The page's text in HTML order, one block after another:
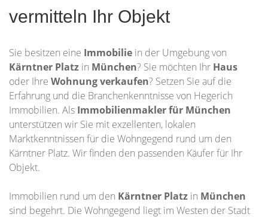
vermitteln Ihr Objekt
Sie besitzen eine Immobilie in der Umgebung von
Kärntner Platz in München? Sie möchten Ihr Haus
oder Ihre Wohnungverkaufen? Setzen Sie auf die
Erfahrung und die Branchenkenntnisse von Hegerich
Immobilien. Als Immobilienmakler für München
unterstützen wir Sie mit exzellenten, lokalen
Marktkenntnissen für die Wohngegend rund um den
Kärntner Platz. Wir finden den passenden Käufer für Ihr
Objekt.
Immobilien rund um den Kärntner Platz in München
sind begehrt. Die Wohngegend liegt im Westen der Stadt